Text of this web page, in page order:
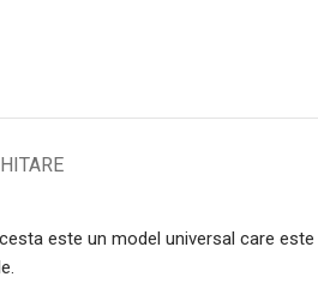
este un model universal care